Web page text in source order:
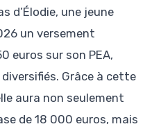
d’Élodie, une jeune
un versement
euros sur son PEA,
Grâce à cette
aura non seulement
de 18 000 euros, mais